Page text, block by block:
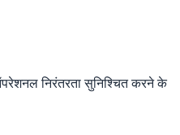
निरंतरता सुनिश्चित करने के